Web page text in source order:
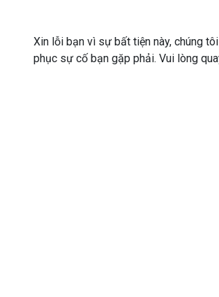
Xin lỗi bạn vì sự bất tiện này, chúng
phục sự cố bạn gặp phải. Vui lòng